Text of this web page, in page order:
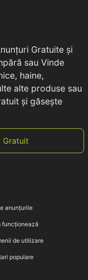
Gratuite și
sau Vinde
haine,
alte produse sau
și găsește
Gratuit
anunțurile
funcționează
de utilizare
populare